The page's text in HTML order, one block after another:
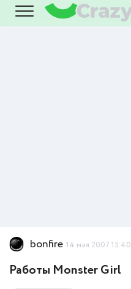
bonfire 14 мая 2007 15:40
Работы Monster Girl